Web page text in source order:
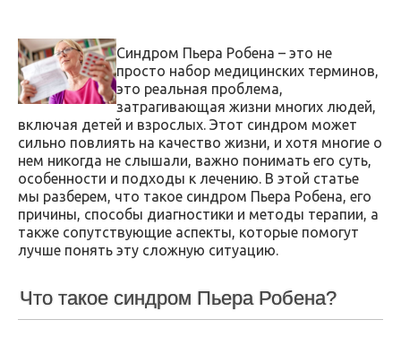
Синдром Пьера Робена – это не
просто набор медицинских терминов,
это реальная проблема,
затрагивающая жизни многих людей,
включая детей и взрослых. Этот синдром может
сильно повлиять на качество жизни, и хотя многие о
нем никогда не слышали, важно понимать его суть,
особенности и подходы к лечению. В этой статье
мы разберем, что такое синдром Пьера Робена, его
причины, способы диагностики и методы терапии, а
также сопутствующие аспекты, которые помогут
лучше понять эту сложную ситуацию.
Что такое синдром Пьера Робена?